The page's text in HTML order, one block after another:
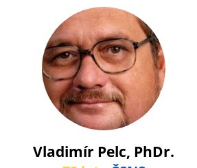
Vladimír Pelc, PhDr.